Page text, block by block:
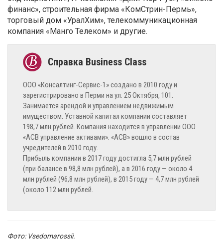
финанс», строительная фирма «КомСтрин-Пермь»,
торговый дом «УралХим», телекоммуникационная
компания «Манго Телеком» и другие.
ООО «Консалтинг-Сервис-1» создано в 2010 году и
зарегистрировано в Перми на ул. 25 Октября, 101 .
Занимается арендой и управлением недвижимым
имуществом. Уставной капитал компании составляет
198,7 млн рублей. Компания находится в управлении ООО
«АСВ управление активами». «АСВ» вошло в состав
учредителей в 2010 году.
Прибыль компании в 2017 году достигла 5,7 млн рублей
(при балансе в 98,8 млн рублей), а в 2016 году — около 4
млн рублей (96,8 млн рублей), в 2015 году — 4,7 млн рублей
(около 112 млн рублей.
Фото: Vsedomarossii.